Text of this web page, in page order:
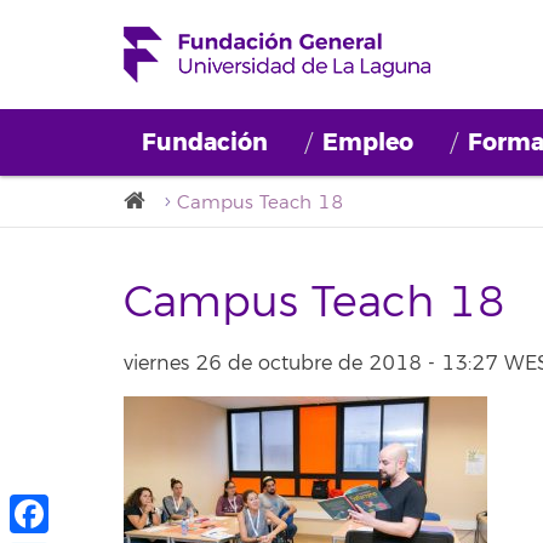
Fundación Empleo
Campus Teach 18
Campus Teach 18
viernes 26 de octubre de 2018 - 13:27